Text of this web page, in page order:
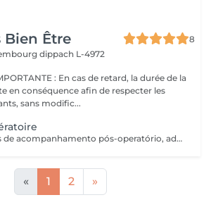
Bien Être
8
dippach L-4972
de retard, la durée de la
en conséquence afin de respecter les
sans modific...
Pack de 5 sessões de acompanhamento pós-operatório, adaptadas às necessidades da recuperação. As sessões devem ser realizadas com um intervalo mínimo de 2 dias entre cada uma, para respeitar o processo de cicatrização e otimizar os resultados.
« 1 2 »